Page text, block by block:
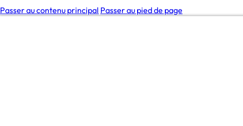
Passer au contenu principal Passer au pied de page